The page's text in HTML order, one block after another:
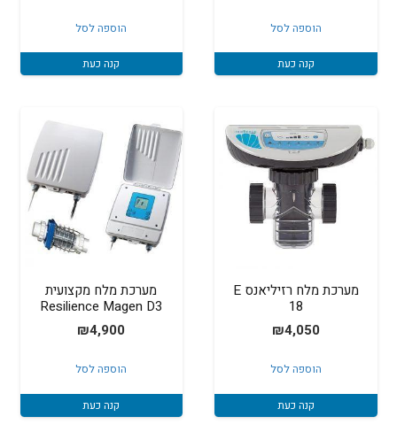
היה:
₪6,900.
₪6,799.
הוספה לסל
קנה כעת
הוספה לסל
קנה כעת
מערכת מלח רזיליאנס E
18
₪4,050
הוספה לסל
קנה כעת
מערכת מלח מקצועית
Resilience Magen D3
₪4,900
הוספה לסל
קנה כעת